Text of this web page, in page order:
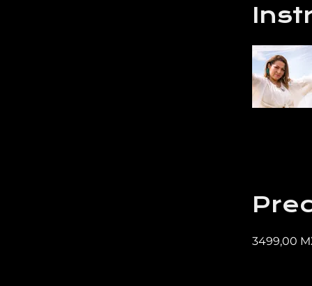
3499,00